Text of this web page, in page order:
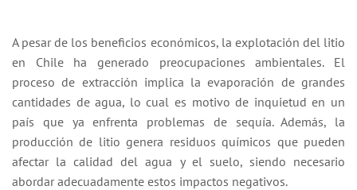
A pesar de los beneficios económicos, la explotación del litio
en Chile ha generado preocupaciones ambientales. El
proceso de extracción implica la evaporación de grandes
cantidades de agua, lo cual es motivo de inquietud en un
país que ya enfrenta problemas de sequía. Además, la
producción de litio genera residuos químicos que pueden
afectar la calidad del agua y el suelo, siendo necesario
abordar adecuadamente estos impactos negativos.